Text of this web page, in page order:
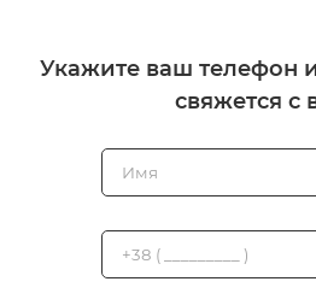
Укажите ваш телефон
свяжется с